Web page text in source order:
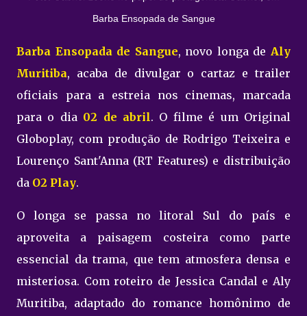
Barba Ensopada de Sangue
Barba Ensopada de Sangue, novo longa de Aly
Muritiba, acaba de divulgar o cartaz e trailer
oficiais para a estreia nos cinemas, marcada
para o dia 02 de abril. O filme é um Original
Globoplay, com produção de Rodrigo Teixeira e
Lourenço Sant'Anna (RT Features) e distribuição
da O2 Play.
O longa se passa no litoral Sul do país e
aproveita a paisagem costeira como parte
essencial da trama, que tem atmosfera densa e
misteriosa. Com roteiro de Jessica Candal e Aly
Muritiba, adaptado do romance homônimo de